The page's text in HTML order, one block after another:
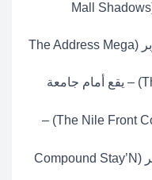
مول شادو بيزنس بارك أكتوبر (Mall Shadows
ذا أدريس ميجا مول حدائق أكتوبر (The Address Mega
مشروع ذا آيل (The Isle Project) – يقع أمام جامعة
ممشى ذا نايل فرونت (The Nile Front Complex) –
كمبوند ستاي إن ريزيدنس أكتوبر (Compound Stay’N